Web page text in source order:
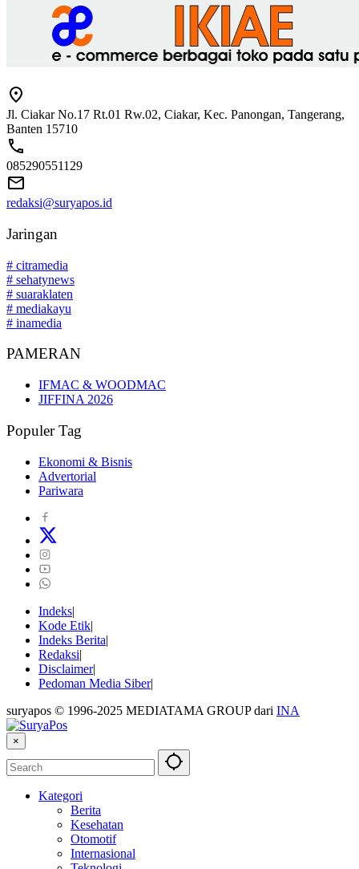
Jl. Ciakar No.17 Rt.01 Rw.02, Ciakar, Kec. Panongan, Tangerang,
Banten 15710
085290551129
redaksi@suryapos.id
Jaringan
# citramedia
# sehatynews
# suaraklaten
# mediakayu
# inamedia
PAMERAN
IFMAC & WOODMAC
JIFFINA 2026
Populer Tag
Ekonomi & Bisnis
Advertorial
Pariwara
Indeks
Kode Etik
Indeks Berita
Redaksi
Disclaimer
Pedoman Media Siber
suryapos © 1996-2025 MEDIATAMA GROUP dari INA
×
Kategori
Berita
Kesehatan
Otomotif
Internasional